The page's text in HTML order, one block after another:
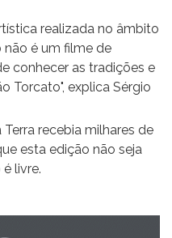
realizada no âmbito
é um filme de
conhecer as tradições e
Torcato", explica Sérgio
recebia milhares de
esta edição não seja
livre.